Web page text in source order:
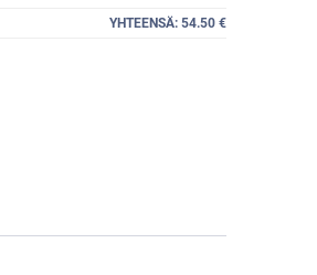
YHTEENSÄ: 54.50 €